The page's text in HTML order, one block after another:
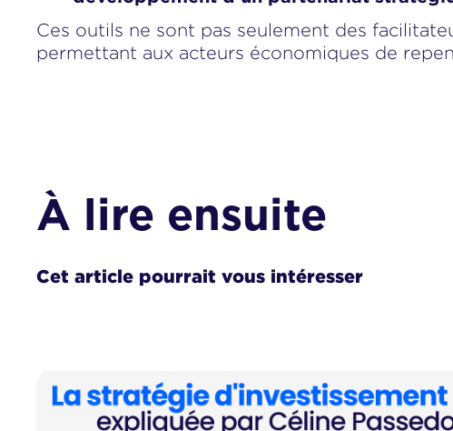
Ces outils ne sont pas seulement des
permettant aux acteurs économiques de
À lire ensuite
Cet article pourrait vous intéresser